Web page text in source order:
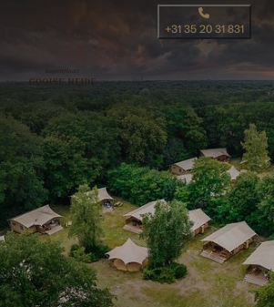
+31 35 20 31 831